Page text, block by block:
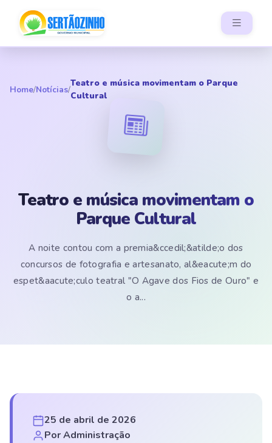
Home/Notícias/
Teatro e música movimentam o Parque
Cultural
Teatro e música movimentam o
Parque Cultural
A noite contou com a premia&ccedil;&atilde;o dos
concursos de fotografia e artesanato, al&eacute;m do
espet&aacute;culo teatral "O Agave dos Fios de Ouro" e
o a...
25 de abril de 2026
Por Administração